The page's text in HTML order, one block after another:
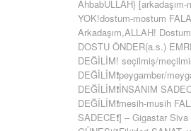
AhbabULLAH} [arkadaşım-
YOK!dostum-mostum
Arkadaşım,ALLAH!
DOSTU ÖNDER(a.s.)
DEĞİLİM! seçilmiş/
DEĞİLİM❗peygamber/
DEĞİLİM❗İNSANIM
DEĞİLİM❗mesih-musih
SADECE❗] – Gigastar